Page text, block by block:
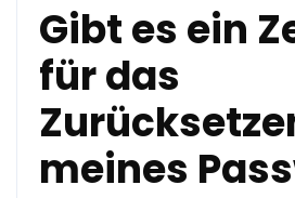
Gibt es ein
für das
meines